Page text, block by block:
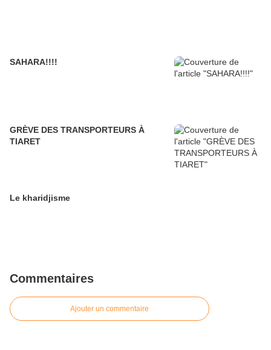
SAHARA!!!!
GRÈVE DES TRANSPORTEURS À
TIARET
Le kharidjisme
Commentaires
Ajouter un commentaire